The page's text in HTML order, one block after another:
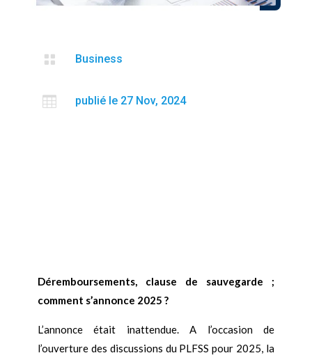
 Business
 publié le 27 Nov, 2024
Déremboursements, clause de sauvegarde ;
comment s’annonce 2025 ?
L’annonce était inattendue. A l’occasion de
l’ouverture des discussions du PLFSS pour 2025, la